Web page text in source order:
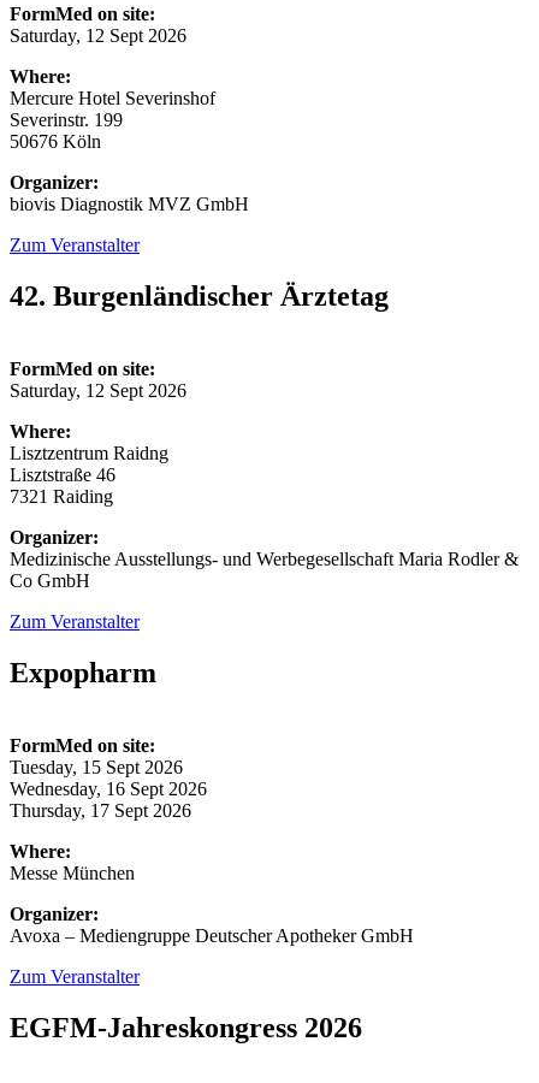
FormMed on site:
Saturday, 12 Sept 2026
Where:
Mercure Hotel Severinshof
Severinstr. 199
50676 Köln
Organizer:
biovis Diagnostik MVZ GmbH
Zum Veranstalter
42. Burgenländischer Ärztetag
FormMed on site:
Saturday, 12 Sept 2026
Where:
Lisztzentrum Raidng
Lisztstraße 46
7321 Raiding
Organizer:
Medizinische Ausstellungs- und Werbegesellschaft Maria Rodler &
Co GmbH
Zum Veranstalter
Expopharm
FormMed on site:
Tuesday, 15 Sept 2026
Wednesday, 16 Sept 2026
Thursday, 17 Sept 2026
Where:
Messe München
Organizer:
Avoxa – Mediengruppe Deutscher Apotheker GmbH
Zum Veranstalter
EGFM-Jahreskongress 2026